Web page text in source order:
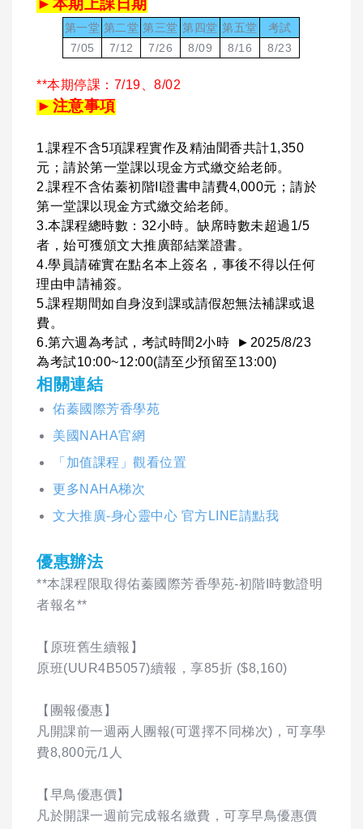
► 本期上課日期
第一堂 第二堂 第三堂 第四堂 第五堂
考試
7/05
7/12 7/26 8/09 8/16 8/23
**本期停課：7/19、8/02
► 注意事項
1.課程不含5項課程實作及精油聞香共計1,350
元；請於第一堂課以現金方式繳交給老師。
2.課程不含佑蓁初階II證書申請費4,000元；請於
第一堂課以現金方式繳交給老師。
3.本課程總時數：32小時。缺席時數未超過1/5
者，始可獲頒文大推廣部結業證書。
4.學員請確實在點名本上簽名，事後不得以任何
理由申請補簽。
5.課程期間如自身沒到課或請假恕無法補課或退
費。
6.第六週為考試，考試時間2小時 ►2025/8/23
為考試10:00~12:00(請至少預留至13:00)
相關連結
佑蓁國際芳香學苑
美國NAHA官網
「加值課程」觀看位置
更多NAHA梯次
文大推廣-身心靈中心 官方LINE請點我
優惠辦法
**本課程限取得佑蓁國際芳香學苑-初階I時數證明
者報名**
【原班舊生續報】
原班(UUR4B5057)續報，享85折 ($8,160)
【團報優惠】
凡開課前一週兩人團報(可選擇不同梯次)，可享學
費8,800元/1人
【早鳥優惠價】
凡於開課一週前完成報名繳費，可享早鳥優惠價